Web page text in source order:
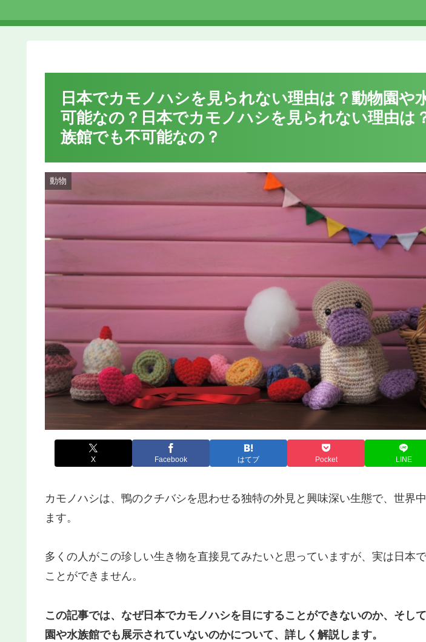
日本でカモノハシを見られない理由は？動物園や
可能なの？日本でカモノハシを見られない理由は
族館でも不可能なの？
動物
X Facebook はてブ Pocket LINE
カモノハシは、鴨のクチバシを思わせる独特の外見と興味深い生態で、世界
ます。
多くの人がこの珍しい生き物を直接見てみたいと思っていますが、実は日本
ことができません。
この記事では、なぜ日本でカモノハシを目にすることができないのか、そし
園や水族館でも展示されていないのかについて、詳しく解説します。